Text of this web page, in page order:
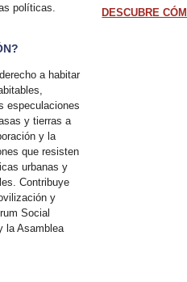
políticas.
a habitar
especulaciones
y tierras a
y la
que resisten
urbanas y
Contribuye
y
Social
la Asamblea
DESCUBRE